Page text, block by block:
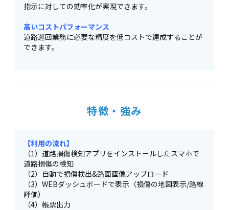
指示に対しての効率化が実現できます。
高いコストパフォーマンス
道路巡回業務に必要な精度を低コストで達成することが
できます。
特徴・強み
【利用の流れ】
（1）道路損傷検知アプリをインストールしたスマホで
道路損傷の検知
（2）自動で損傷検出&路面画像アップロード
（3）WEBダッシュボードで表示（損傷の地図表示/路線
評価）
（4）帳票出力